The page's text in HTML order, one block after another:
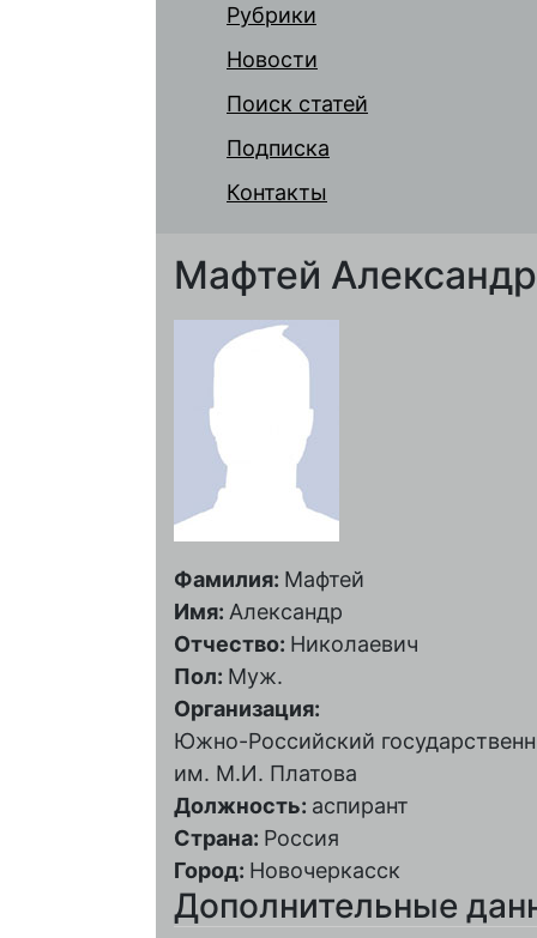
Рубрики
Новости
Поиск статей
Подписка
Контакты
Мафтей
Фамилия: Мафтей
Имя: Александр
Отчество: Николаевич
Пол: Муж.
Организация:
Южно-Российский
им. М.И. Платова
Должность: аспирант
Страна: Россия
Город: Новочеркасск
Дополнительные